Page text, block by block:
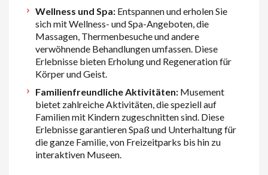
Wellness und Spa:Entspannen und erholen Sie
sich mit Wellness- und Spa-Angeboten, die
Massagen, Thermenbesuche und andere
verwöhnende Behandlungen umfassen. Diese
Erlebnisse bieten Erholung und Regeneration für
Körper und Geist.
Familienfreundliche Aktivitäten:Musement
bietet zahlreiche Aktivitäten, die speziell auf
Familien mit Kindern zugeschnitten sind. Diese
Erlebnisse garantieren Spaß und Unterhaltung für
die ganze Familie, von Freizeitparks bis hin zu
interaktiven Museen.